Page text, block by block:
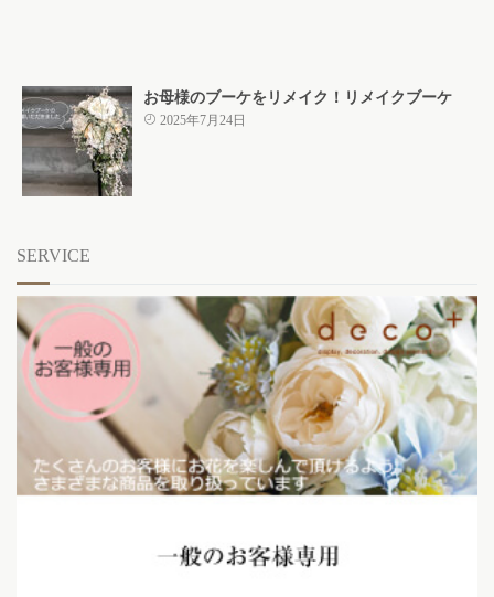
お母様のブーケをリメイク！リメイクブーケ
2025年7月24日
SERVICE